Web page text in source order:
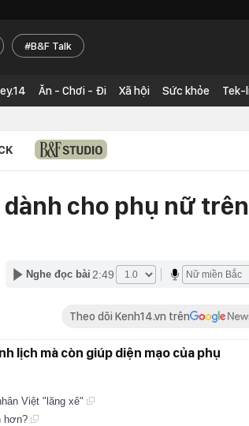
B&F Talk
Ăn - Chơi - Đi Xã hội Sức khỏe Tek-
cho phụ nữ trên
Nghe đọc bài 2:49
Theo dõi Kenh14.vn trên
lịch mà còn giúp diện mạo của phụ
Việt "lăng xê"
hơn?